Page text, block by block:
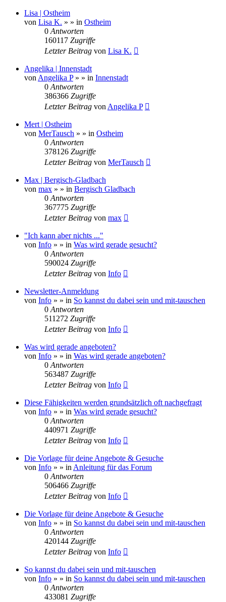
Lisa | Ostheim
von Lisa K. » » in Ostheim
0 Antworten
160117 Zugriffe
Letzter Beitrag von Lisa K.
Angelika | Innenstadt
von Angelika P» » in Innenstadt
0 Antworten
386366 Zugriffe
Letzter Beitrag von Angelika P
Mert | Ostheim
von MerTausch » » in Ostheim
0 Antworten
378126 Zugriffe
Letzter Beitrag von MerTausch
Max | Bergisch-Gladbach
von max » » in Bergisch Gladbach
0 Antworten
367775 Zugriffe
Letzter Beitrag von max
"Ich kann aber nichts ..."
von Info » » in Was wird gerade gesucht?
0 Antworten
590024 Zugriffe
Letzter Beitrag von Info
Newsletter-Anmeldung
von Info » » in So kannst du dabei sein und mit-tauschen
0 Antworten
511272 Zugriffe
Letzter Beitrag von Info
Was wird gerade angeboten?
von Info » » in Was wird gerade angeboten?
0 Antworten
563487 Zugriffe
Letzter Beitrag von Info
Diese Fähigkeiten werden grundsätzlich oft nachgefragt
von Info » » in Was wird gerade gesucht?
0 Antworten
440971 Zugriffe
Letzter Beitrag von Info
Die Vorlage für deine Angebote & Gesuche
von Info » » in Anleitung für das Forum
0 Antworten
506466 Zugriffe
Letzter Beitrag von Info
Die Vorlage für deine Angebote & Gesuche
von Info » » in So kannst du dabei sein und mit-tauschen
0 Antworten
420144 Zugriffe
Letzter Beitrag von Info
So kannst du dabei sein und mit-tauschen
von Info » » in So kannst du dabei sein und mit-tauschen
0 Antworten
433081 Zugriffe